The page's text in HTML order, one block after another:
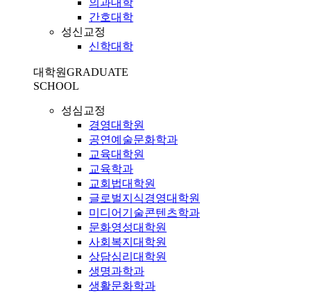
의과대학
간호대학
성신교정
신학대학
대학원GRADUATE
SCHOOL
성심교정
경영대학원
공연예술문화학과
교육대학원
교육학과
교회법대학원
글로벌지식경영대학원
미디어기술콘텐츠학과
문화영성대학원
사회복지대학원
상담심리대학원
생명과학과
생활문화학과